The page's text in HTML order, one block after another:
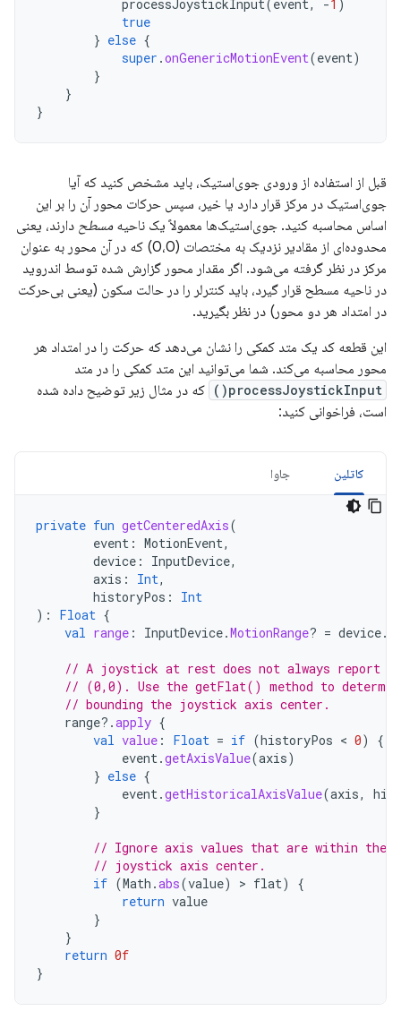
processJoystickInput( event, -1 )
true
} else {
super .onGenericMotionEvent(event)
}
}
}
قبل از استفاده از ورودی جوی‌استیک، باید مشخص کنید که آیا
جوی‌استیک در مرکز قرار دارد یا خیر، سپس حرکات محور آن را بر این
اساس محاسبه کنید. جوی‌استیک‌ها معمولاً یک ناحیه مسطح دارند، یعنی
محدوده‌ای از مقادیر نزدیک به مختصات (0،0) که در آن محور به عنوان
مرکز در نظر گرفته می‌شود. اگر مقدار محور گزارش شده توسط اندروید
در ناحیه مسطح قرار گیرد، باید کنترلر را در حالت سکون (یعنی بی‌حرکت
در امتداد هر دو محور) در نظر بگیرید.
این قطعه کد یک متد کمکی را نشان می‌دهد که حرکت را در امتداد هر
محور محاسبه می‌کند. شما می‌توانید این متد کمکی را در متد
processJoystickInput()
که در مثال زیر توضیح داده شده
است، فراخوانی کنید:
کاتلین جاوا
private fun getCenteredAxis(
event : MotionEvent,
device : InputDevice,
axis : Int,
historyPos :
Int
):
Float {
val range : InputDevice.MotionRange? = device.
// A joystick at rest does not always report
// (0,0). Use the getFlat() method to
// bounding the joystick axis center.
range?.apply {
val value : Float = if (historyPos < 0)
{
event.getAxisValue(axis)
} else {
event.getHistoricalAxisValue(axis,
}
// Ignore axis values that are within
// joystick axis center.
if (Math .abs(value) > flat)
{
return value
}
}
return 0f
}